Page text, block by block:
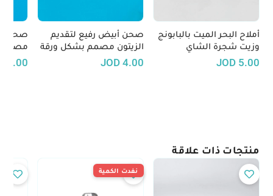
أملاح البحر الميت بالبابونج
وزيت شجرة الشاي
5.00
JOD
صحن أبيض رفيع لتقديم
الزيتون مصمم بشكل ورقة
شجر
4.00
JOD
صحن
مصنوع
3.00
منتجات ذات علاقة
نفدت الكمية